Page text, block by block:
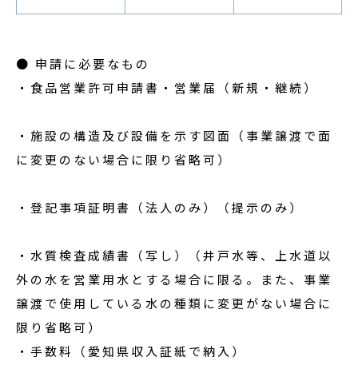
● 申請に必要なもの
・食品営業許可申請書・営業届（新規・継続）
・施設の構造及び設備を示す図面（事業譲渡で面
に変更のない場合に限り省略可）
・登記事項証明書（法人のみ）（提示のみ）
・水質検査成績書（写し）（井戸水等、上水道以
外の水を営業用水とする場合に限る。また、事業
譲渡で使用している水の種類に変更がない場合に
限り省略可）
・手数料（愛知県収入証紙で納入）